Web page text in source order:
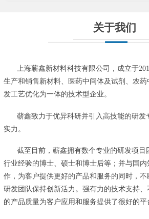
关于我们
上海蕲鑫新材料科技有限公司，成立于
生产和销售新材料、医药中间体及试剂、农
发工艺优化为一体的技术型企业。
蕲鑫致力于优异科研并引入高技能的研发
实力。
截至目前，蕲鑫拥有数个专业的研发项目
行业经验的博士、硕士和博士后等；并与国
作，为客户提供更好的产品和服务的同时，
研发团队保持创新活力。强有力的技术支持
的产品质量为客户应用和服务提供了很好的平